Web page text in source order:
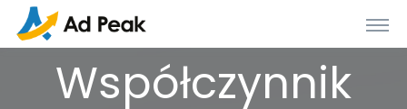
Współczynnik